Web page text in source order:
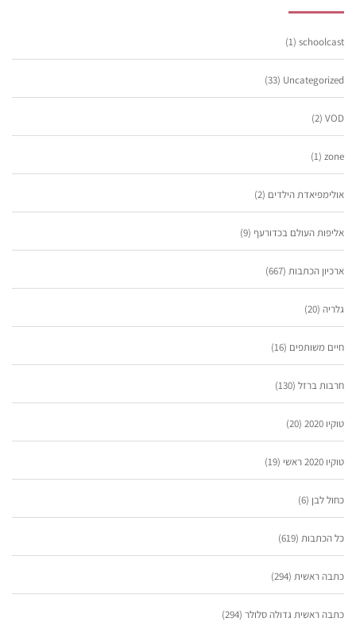
schoolcast
(1)
Uncategorized
(33)
VOD
(2)
zone
(1)
אולימפיאדת הילדים (2)
אליפות העולם בכדורעף (9)
ארכיון הכתבות (667)
גלריה (20)
חיים משותפים (16)
חרבות ברזל (130)
טוקיו 2020 (20)
טוקיו 2020 ראשי (19)
כחול לבן (6)
כל הכתבות (619)
כתבה ראשית (294)
כתבה ראשית גדולה סלולר (294)